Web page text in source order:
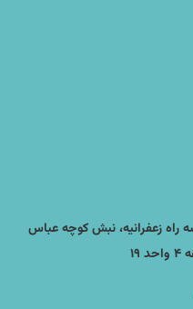
راه زعفرانیه، نبش کوچه عباس